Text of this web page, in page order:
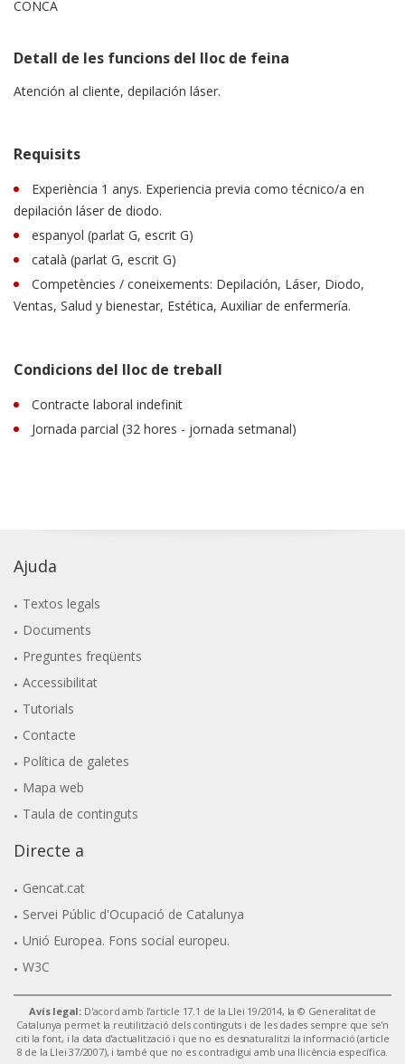
CONCA
Detall de les funcions del lloc de feina
Atención al cliente, depilación láser.
Requisits
Experiència 1 anys. Experiencia previa como técnico/a en
depilación láser de diodo.
espanyol (parlat G, escrit G)
català (parlat G, escrit G)
Competències / coneixements: Depilación, Láser, Diodo,
Ventas, Salud y bienestar, Estética, Auxiliar de enfermería.
Condicions del lloc de treball
Contracte laboral indefinit
Jornada parcial (32 hores - jornada setmanal)
Ajuda
Textos legals
Documents
Preguntes freqüents
Accessibilitat
Tutorials
Contacte
Política de galetes
Mapa web
Taula de continguts
Directe a
Gencat.cat
Servei Públic d'Ocupació de Catalunya
Unió Europea. Fons social europeu.
W3C
Avís legal: D'acord amb l'article 17.1 de la Llei 19/2014, la © Generalitat de
Catalunya permet la reutilització dels continguts i de les dades sempre que se'n
citi la font, i la data d'actualització i que no es desnaturalitzi la informació (article
8 de la Llei 37/2007), i també que no es contradigui amb una llicència específica.